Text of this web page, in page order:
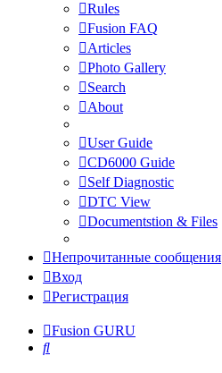
Rules
Fusion FAQ
Articles
Photo Gallery
Search
About
User Guide
CD6000 Guide
Self Diagnostic
DTC View
Documentstion & Files
Непрочитанные сообщения
Вход
Регистрация
Fusion GURU
Поиск